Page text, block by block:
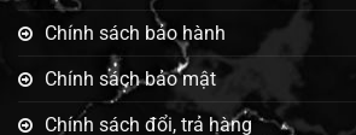
Chính sách bảo hành
Chính sách bảo mật
Chính sách đổi, trả hàng